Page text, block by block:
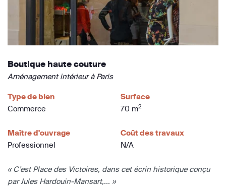
Boutique haute couture
Aménagement intérieur à Paris
Type de bien
Commerce
Surface
70 m2
Maître d'ouvrage
Professionnel
Coût des travaux
N/A
« C’est Place des Victoires, dans cet écrin historique conçu
par Jules Hardouin-Mansart,... »